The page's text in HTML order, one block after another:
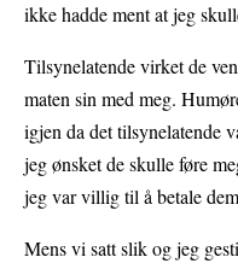
ikke hadde ment at jeg
Tilsynelatende virket de
maten sin med meg.
igjen da det tilsynelatende
jeg ønsket de skulle føre
jeg var villig til å betale
Mens vi satt slik og jeg